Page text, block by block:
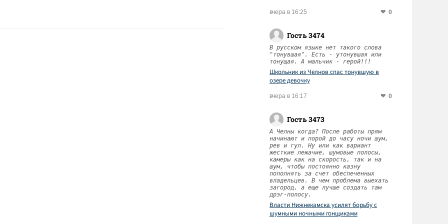
вчера в 16:25 0
Гость 3474
В русском языке нет такого слова
"тонувшая". Есть - утонувшая или
тонущая. А мальчик - герой!!!
Школьник из Челнов спас тонувшую в
озере девочку
вчера в 16:17 0
Гость 3473
А Челны когда? После работы прям
начинают и порой до часу ночи шум,
рев и гул. Ну или как вариант
жесткие лежачие, шумовые полосы,
камеры как на скорость, так и на
шум, чтобы постоянно казну
пополнять за счет обеспеченных
владельцев. В чем проблема выехать
загород, а еще лучше создать там
дрэг-полосу.
Власти Нижнекамска усилят борьбу с
шумными ночными гонщиками